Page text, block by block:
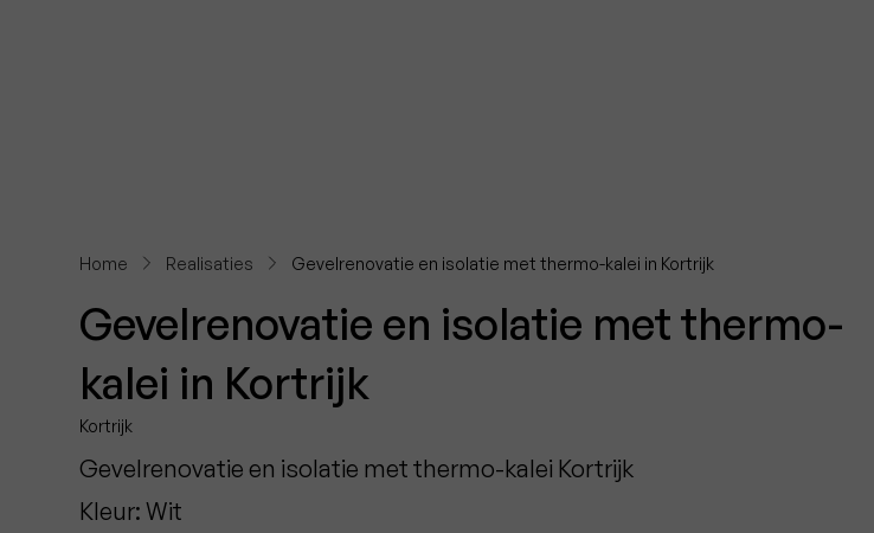
Home
Realisaties Gevelrenovatie en isolatie met thermo-kalei in Kortrijk
Gevelrenovatie en isolatie met thermo-
kalei in Kortrijk
Kortrijk
Gevelrenovatie en isolatie met thermo-kalei Kortrijk
Kleur: Wit